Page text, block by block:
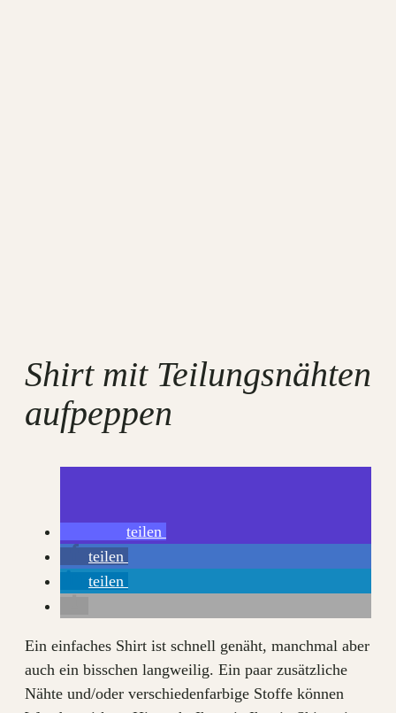
Shirt mit Teilungsnähten
aufpeppen
teilen
teilen
teilen
Ein einfaches Shirt ist schnell genäht, manchmal aber
auch ein bisschen langweilig. Ein paar zusätzliche
Nähte und/oder verschiedenfarbige Stoffe können